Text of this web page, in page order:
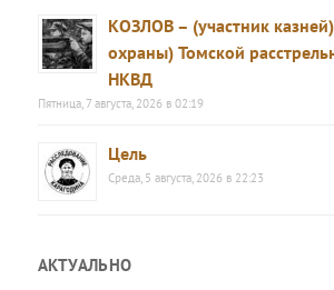
КОЗЛОВ – (участник
охраны) Томской
НКВД
Пятница, 7 августа, 2026 в 02:19
Цель
Среда, 5 августа, 2026 в 22:23
АКТУАЛЬНО